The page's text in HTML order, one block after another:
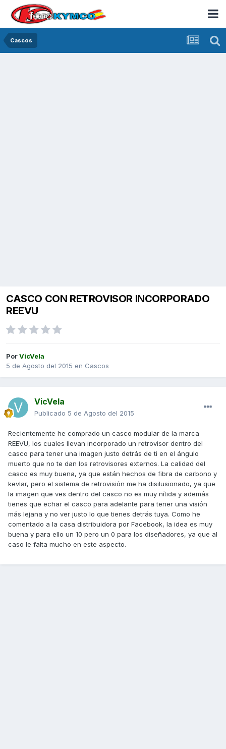
Cascos
CASCO CON RETROVISOR INCORPORADO
REEVU
PorVicVela
5 de Agosto del 2015 en Cascos
VicVela
Publicado 5 de Agosto del 2015
Recientemente he comprado un casco modular de la marca
REEVU, los cuales llevan incorporado un retrovisor dentro del
casco para tener una imagen justo detrás de ti en el ángulo
muerto que no te dan los retrovisores externos. La calidad del
casco es muy buena, ya que están hechos de fibra de carbono y
kevlar, pero el sistema de retrovisión me ha disilusionado, ya que
la imagen que ves dentro del casco no es muy nítida y además
tienes que echar el casco para adelante para tener una visión
más lejana y no ver justo lo que tienes detrás tuya. Como he
comentado a la casa distribuidora por Facebook, la idea es muy
buena y para ello un 10 pero un 0 para los diseñadores, ya que al
caso le falta mucho en este aspecto.